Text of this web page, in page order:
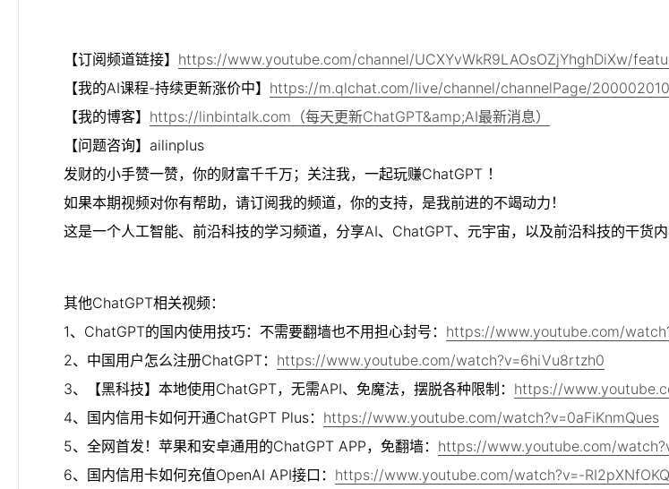
【订阅频道链接】 https://www.youtube.com/channel/UCXYvWkR9LAOsOZjYhghDiXw/
【我的AI课程-持续更新涨价中】 https://m.qlchat.com/live/channel/channelPage/
【我的博客】 https://linbintalk.com（每天更新ChatGPT&amp;AI最新消息）
【问题咨询】ailinplus
发财的小手赞一赞，你的财富千千万；关注我，一起玩赚ChatGPT ！
如果本期视频对你有帮助，请订阅我的频道，你的支持，是我前进的不竭动力！
这是一个人工智能、前沿科技的学习频道，分享AI、ChatGPT、元宇宙，以及前沿科技的干货内
其他ChatGPT相关视频：
1、ChatGPT的国内使用技巧：不需要翻墙也不用担心封号： https://www.youtube.com/
2、中国用户怎么注册ChatGPT： https://www.youtube.com/watch?v=6hiVu8rtzh0
3、【黑科技】本地使用ChatGPT，无需API、免魔法，摆脱各种限制： https://
4、国内信用卡如何开通ChatGPT Plus： https://www.youtube.com/watch?v=0aFiKnmQues
5、全网首发！苹果和安卓通用的ChatGPT APP，免翻墙： https://www.youtube.com/
6、国内信用卡如何充值OpenAI API接口： https://www.youtube.com/watch?v=-RI2pXNfOKQ